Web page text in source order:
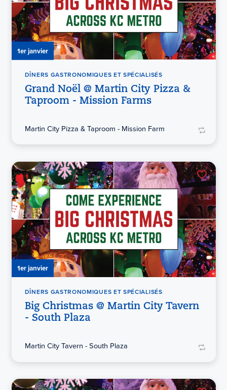
1er janvier
DÎNERS GASTRONOMIQUES ET SPÉCIALISÉS
Grand Noël @ Martin City Pizza &
Taproom - Mission Farms
Martin City Pizza & Taproom - Mission Farm
1er janvier
DÎNERS GASTRONOMIQUES ET SPÉCIALISÉS
Big Christmas @ Martin City Tavern
- South Plaza
Martin City Tavern - South Plaza